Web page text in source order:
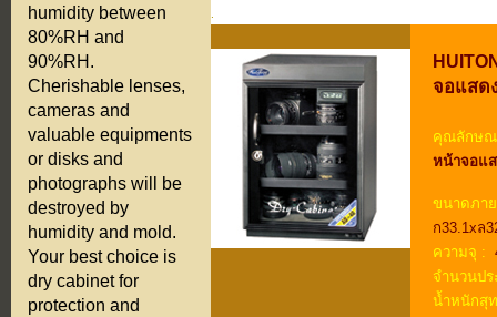
humidity between
80%RH and
90%RH.
Cherishable lenses,
cameras and
valuable equipments
or disks and
photographs will be
destroyed by
humidity and mold.
Your best choice is
dry cabinet for
protection and
จอแสด
คุณลักษณ
หน้าจอแ
ขนาดภา
ก33.1xล
ความจุ :
จำนวนป
น้ำหนักสุ